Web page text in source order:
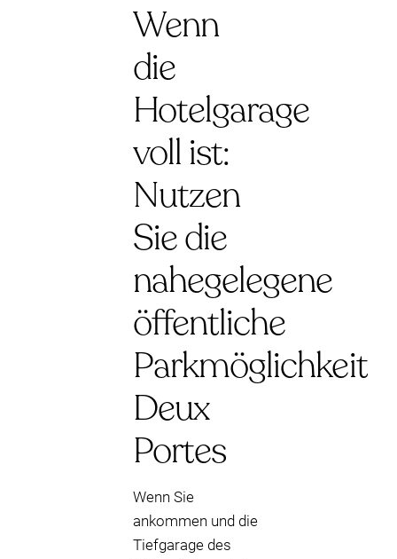
Wenn
die
Hotelgarage
voll ist:
Nutzen
Sie die
nahegelegene
öffentliche
Parkmöglichkeit
Deux
Portes
Wenn Sie
ankommen und die
Tiefgarage des